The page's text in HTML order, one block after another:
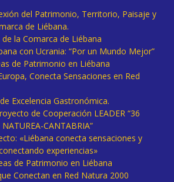
del Patrimonio, Territorio, Paisaje y
de Liébana.
la Comarca de Liébana
con Ucrania: “Por un Mundo Mejor”
de Patrimonio en Liébana
Conecta Sensaciones en Red
Excelencia Gastronómica.
de Cooperación LEADER “36
CANTABRIA”
«Liébana conecta sensaciones y
experiencias»
de Patrimonio en Liébana
Conectan en Red Natura 2000